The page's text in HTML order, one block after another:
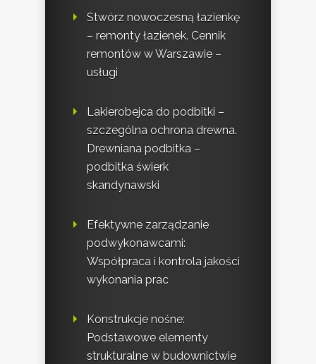
Stwórz nowoczesną łazienkę
– remonty łazienek. Cennik
remontów w Warszawie –
usługi
Lakierobejca do podbitki –
szczególna ochrona drewna.
Drewniana podbitka –
podbitka świerk
skandynawski
Efektywne zarządzanie
podwykonawcami:
Współpraca i kontrola jakości
wykonania prac
Konstrukcje nośne:
Podstawowe elementy
strukturalne w budownictwie